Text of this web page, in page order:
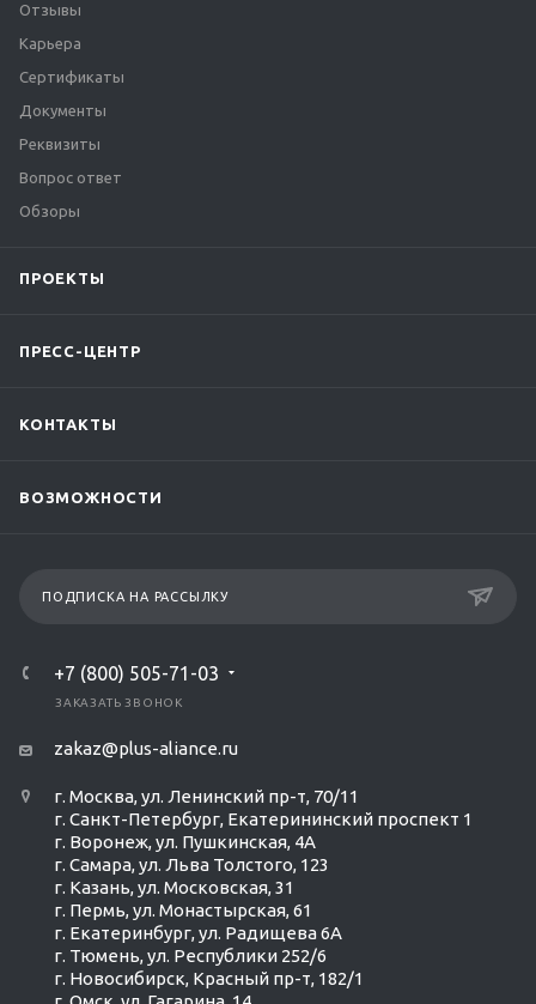
Отзывы
Карьера
Сертификаты
Документы
Реквизиты
Вопрос ответ
Обзоры
ПРОЕКТЫ
ПРЕСС-ЦЕНТР
КОНТАКТЫ
ВОЗМОЖНОСТИ
ПОДПИСКА НА РАССЫЛКУ
+7 (800) 505-71-03
ЗАКАЗАТЬ ЗВОНОК
zakaz@plus-aliance.ru
г. Москва, ул. Ленинский пр-т, 70/11
г. Санкт-Петербург, Екатерининский проспект 1
г. Воронеж, ул. Пушкинская, 4А
г. Самара, ул. Льва Толстого, 123
г. Казань, ул. Московская, 31
г. Пермь, ул. Монастырская, 61
г. Екатеринбург, ул. Радищева 6А
г. Тюмень, ул. Республики 252/6
г. Новосибирск, Красный пр-т, 182/1